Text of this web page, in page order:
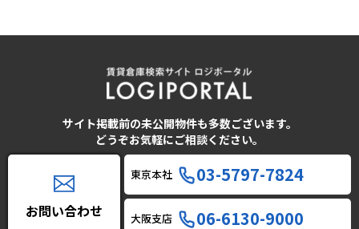
サイト掲載前の未公開物件も多数ございます。
どうぞお気軽にご相談ください。
お問い合わせ
東京本社 03-5797-7824
大阪支店 06-6130-9000